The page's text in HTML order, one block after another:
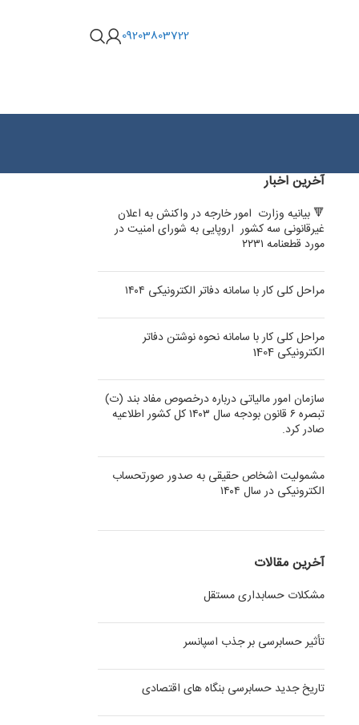
09203803722
آخرین اخبار
🔻 بیانیه وزارت امور خارجه در واکنش به اعلان
غیرقانونی سه کشور اروپایی به شورای امنیت در
مورد قطعنامه ۲۲۳۱
مراحل کلی کار با سامانه دفاتر الکترونیکی ۱۴۰۴
مراحل کلی کار با سامانه نحوه نوشتن دفاتر
الکترونیکی 1404
سازمان امور مالیاتی درباره درخصوص مفاد بند (ت)
تبصره ۶ قانون بودجه سال ۱۴۰۳ کل کشور اطلاعیه
صادر کرد.
مشمولیت اشخاص حقیقی به صدور صورتحساب
الکترونیکی در سال ۱۴۰۴
آخرین مقالات
مشکلات حسابداری مستقل
تأثیر حسابرسی بر جذب اسپانسر
تاریخ جدید حسابرسی بنگاه های اقتصادی